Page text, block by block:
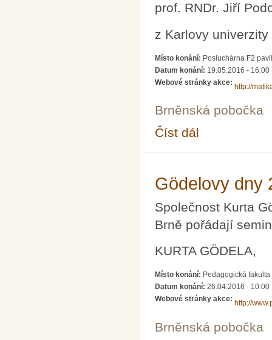
prof. RNDr. Jiří
z Karlovy univerzity
Místo konání: Posluchárna F2
Datum konání: 19.05.2016 - 16:00
Webové stránky akce:
http://
Brněnská pobočka
Číst dál
Gödelovy dny
Společnost Kurta
Brně pořádají
KURTA GÖDELA,
Místo konání: Pedagogická
Datum konání: 26.04.2016 - 10:00
Webové stránky akce:
http://
Brněnská pobočka